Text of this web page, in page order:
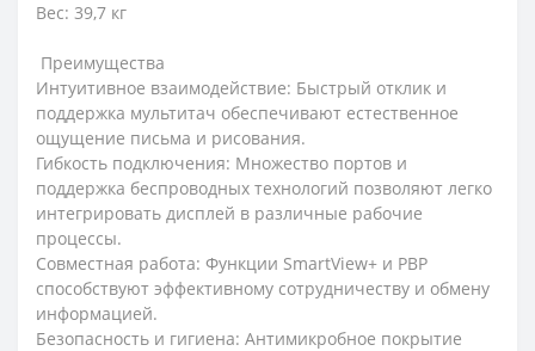
Вес: 39,7 кг
Преимущества
Интуитивное взаимодействие: Быстрый отклик и
поддержка мультитач обеспечивают естественное
ощущение письма и рисования.
Гибкость подключения: Множество портов и
поддержка беспроводных технологий позволяют легко
интегрировать дисплей в различные рабочие
процессы.
Совместная работа: Функции SmartView+ и PBP
способствуют эффективному сотрудничеству и обмену
информацией.
Безопасность и гигиена: Антимикробное покрытие